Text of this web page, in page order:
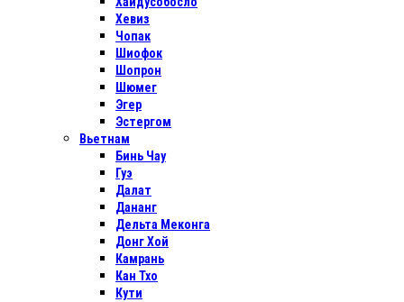
Хевиз
Чопак
Шиофок
Шопрон
Шюмег
Эгер
Эстергом
Вьетнам
Бинь Чау
Гуэ
Далат
Дананг
Дельта Меконга
Донг Хой
Камрань
Кан Тхо
Кути